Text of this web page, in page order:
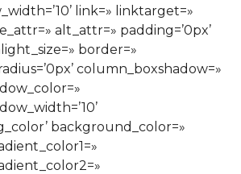
link=» linktarget=»
alt_attr=» padding=’0px’
border=»
column_boxshadow=»
background_color=»